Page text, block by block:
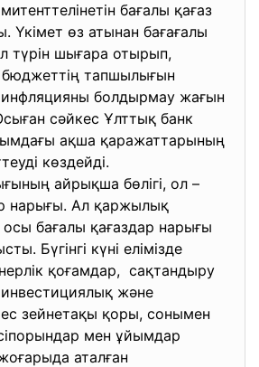
бағалы қағаз
Үкімет өз атынан бағағалы
түрін шығара отырып,
тапшылығын
болдырмау жағын
сәйкес Ұлттық банк
ақша қаражаттарының
көздейді.
айрықша бөлігі, ол –
нарығы. Ал қаржылық
бағалы қағаздар нарығы
Бүгінгі күні елімізде
қоғамдар, сақтандыру
және
зейнетақы қоры, сонымен
мен ұйымдар
аталған